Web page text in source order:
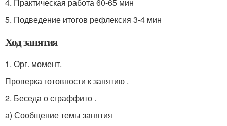
4. Практическая работа 60-65 мин
5. Подведение итогов рефлексия 3-4 мин
Ход занятия
1. Орг. момент.
Проверка готовности к занятию .
2. Беседа о сграффито .
а) Сообщение темы занятия